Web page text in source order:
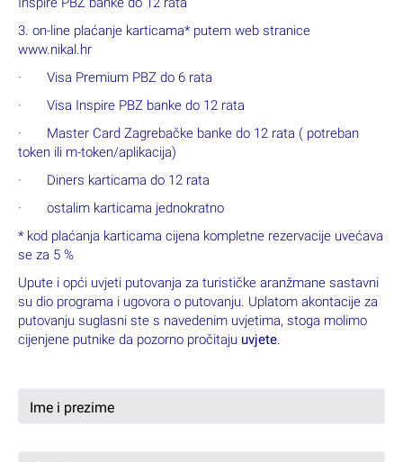
Bankovna doznaka
Plaćanje putem internet bankarstva, nalogom u banci, pošti ili
drugoj ustanovi koja omogućuje provedbu transakcije na
poslovni račun NIKAL d.o.o.
IBAN: HR10 2484 0081 1057 7892 6 kod Raiffeisen bank d.d.
Austria, Zagreb.
Načini plaćanja:
1. internet bankarstvo, opće uplatnice
2. debitne i kreditne kartice* u poslovnici:
· jednokratno i obročno: Visa Premium PBZ do 6 rata, Visa
Inspire PBZ banke do 12 rata
3. on-line plaćanje karticama* putem web stranice
www.nikal.hr
· Visa Premium PBZ do 6 rata
· Visa Inspire PBZ banke do 12 rata
· Diners karticama do 12 rata
· ostalim karticama jednokratno